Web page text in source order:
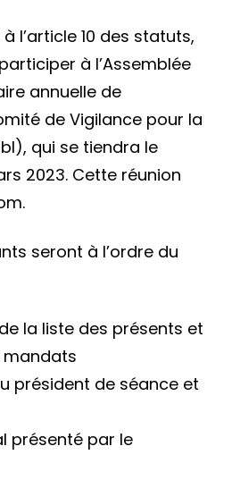
l’article 10 des statuts,
à l’Assemblée
annuelle de
de Vigilance pour la
qui se tiendra le
2023. Cette réunion
seront à l’ordre du
la liste des présents et
président de séance et
présenté par le